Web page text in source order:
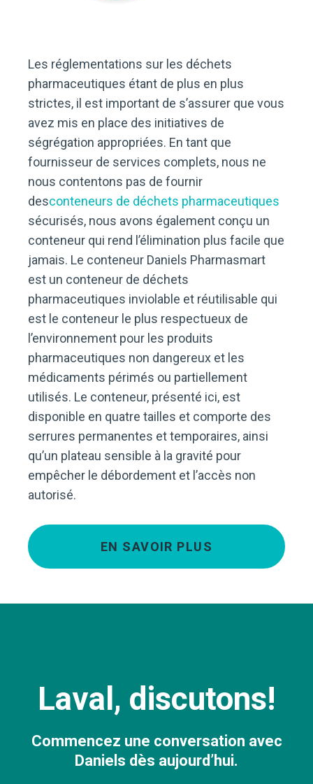
Les réglementations sur les déchets
pharmaceutiques étant de plus en plus
strictes, il est important de s’assurer que vous
avez mis en place des initiatives de
ségrégation appropriées. En tant que
fournisseur de services complets, nous ne
nous contentons pas de fournir
desconteneurs de déchets pharmaceutiques
sécurisés, nous avons également conçu un
conteneur qui rend l’élimination plus facile que
jamais. Le conteneur Daniels Pharmasmart
est un conteneur de déchets
pharmaceutiques inviolable et réutilisable qui
est le conteneur le plus respectueux de
l’environnement pour les produits
pharmaceutiques non dangereux et les
médicaments périmés ou partiellement
utilisés. Le conteneur, présenté ici, est
disponible en quatre tailles et comporte des
serrures permanentes et temporaires, ainsi
qu’un plateau sensible à la gravité pour
empêcher le débordement et l’accès non
autorisé.
EN SAVOIR PLUS
Laval, discutons!
Commencez une conversation avec
Daniels dès aujourd’hui.